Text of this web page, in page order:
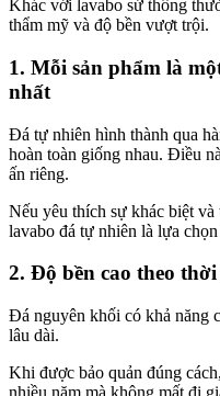
Khác với lavabo sứ thông
thẩm mỹ và độ bền vượt trội.
1. Mỗi sản phẩm là
nhất
Đá tự nhiên hình thành qua
hoàn toàn giống nhau. Điều
ấn riêng.
Nếu yêu thích sự khác biệt
lavabo đá tự nhiên là lựa
2. Độ bền cao theo
Đá nguyên khối có khả năng
lâu dài.
Khi được bảo quản đúng